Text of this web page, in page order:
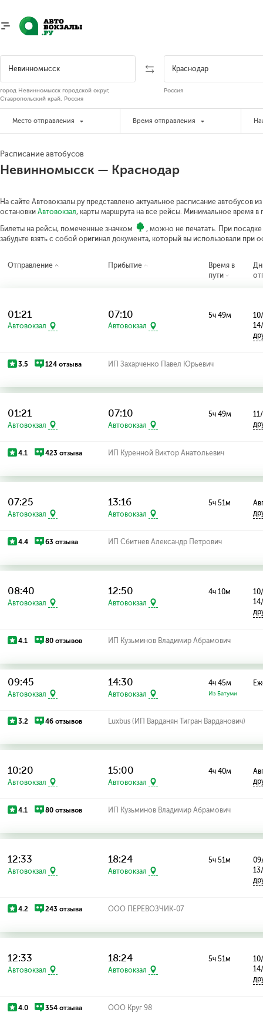
город Невинномысск городской округ,
Ставропольский край, Россия
Россия
Место отправления Время отправления
Расписание автобусов
Невинномысск — Краснодар
На сайте Автовокзалы.ру представлено актуальное расписание автобусов
остановки Автовокзал, карты маршрута на все рейсы. Минимальное время в
Билеты на рейсы, помеченные значком
, можно не печатать. При
забудьте взять с собой оригинал документа, который вы использовали при
Отправление Прибытие
Время в
пути
01:21
Автовокзал
07:10
Автовокзал
5ч 49м
3.5 124 отзыва ИП Захарченко Павел Юрьевич
01:21
Автовокзал
07:10
Автовокзал
5ч 49м
4.1 423 отзыва ИП Куренной Виктор Анатольевич
07:25
Автовокзал
13:16
Автовокзал
5ч 51м
4.4 63 отзыва ИП Сбитнев Александр Петрович
08:40
Автовокзал
12:50
Автовокзал
4ч 10м
4.1 80 отзывов ИП Кузьминов Владимир Абрамович
09:45
Автовокзал
14:30
Автовокзал
4ч 45м
Из Батуми
3.2 46 отзывов Luxbus (ИП Варданян Тигран Варданович)
10:20
Автовокзал
15:00
Автовокзал
4ч 40м
4.1 80 отзывов ИП Кузьминов Владимир Абрамович
12:33
Автовокзал
18:24
Автовокзал
5ч 51м
4.2 243 отзыва ООО ПЕРЕВОЗЧИК-07
12:33
Автовокзал
18:24
Автовокзал
5ч 51м
4.0 354 отзыва ООО Круг 98